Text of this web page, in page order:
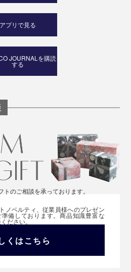
アプリで見る
JOURNALを購読
する
のご相談を承っております。
ノベルティ、従業員様へのプレゼン
備しております。商品知識豊富な
ださい。
くはこちら